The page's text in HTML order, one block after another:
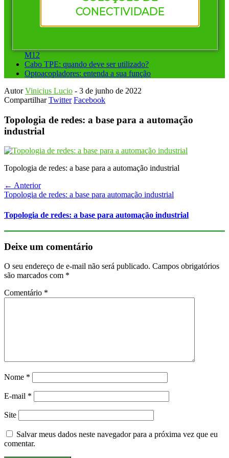
CONECTIVIDADE
Vantagens de investir em conectores pré-montados da
Instalação ponto a ponto ou sistemas de barramento: qual
M12
Cabo TPE: quando deve ser utilizado?
Optoacopladores: entenda a sua função
AutorVinicius Lucio - 3 de junho de 2022
Compartilhar Twitter Facebook
Topologia de redes: a base para a automação
industrial
Topologia de redes: a base para a automação industrial
← Anterior
Topologia de redes: a base para automação industrial
Topologia de redes: a base para automação industrial
Deixe um comentário
O seu endereço de e-mail não será publicado. Campos obrigatórios
são marcados com *
Comentário *
Nome *
E-mail *
Site
Salvar meus dados neste navegador para a próxima vez que eu
comentar.